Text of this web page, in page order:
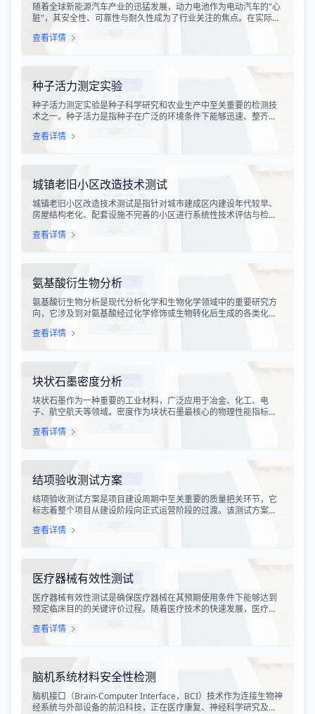
随着全球新能源汽车产业的迅猛发展，动力电池作为电动汽车的"心
脏"，其安全性、可靠性与耐久性成为了行业关注的焦点。在实际使
在沿海地区、盐碱地或冬季撒盐除冰的道路上行驶时，电池系统极
查看详情
种子活力测定实验
种子活力测定实验是种子科学研究和农业生产中至关重要的检测技
术之一。种子活力是指种子在广泛的环境条件下能够迅速、整齐地
传统的发芽率更能全面反映种子的田间表现。种子活力不仅影响种
查看详情
城镇老旧小区改造技术测试
城镇老旧小区改造技术测试是指针对城市建成区内建设年代较早、
房屋结构老化、配套设施不完善的小区进行系统性技术评估与检测
为改善民生、提升城市品质的重要工程。技术测试工作贯穿于改造
查看详情
氨基酸衍生物分析
氨基酸衍生物分析是现代分析化学和生物化学领域中的重要研究方
向，它涉及到对氨基酸经过化学修饰或生物转化后生成的各类化合
内通过多种代谢途径转化为具有特定生理活性的衍生物，这些衍生
查看详情
块状石墨密度分析
块状石墨作为一种重要的工业材料，广泛应用于冶金、化工、电
子、航空航天等领域。密度作为块状石墨最核心的物理性能指标之
状石墨密度分析是通过科学规范的检测手段，准确测定石墨材料的
查看详情
结项验收测试方案
结项验收测试方案是项目建设周期中至关重要的质量把关环节，它
标志着整个项目从建设阶段向正式运营阶段的过渡。该测试方案通
能表现等核心要素进行全面验证，确保项目交付成果能够满足设计
查看详情
医疗器械有效性测试
医疗器械有效性测试是确保医疗器械在其预期使用条件下能够达到
预定临床目的的关键评价过程。随着医疗技术的快速发展，医疗器
入设备，每一种产品都需要经过严格的有效性验证，以确保其在临
查看详情
脑机系统材料安全性检测
脑机接口（Brain-Computer Interface，BCI）技术作为连接生物神
经系统与外部设备的前沿科技，正在医疗康复、神经科学研究及人